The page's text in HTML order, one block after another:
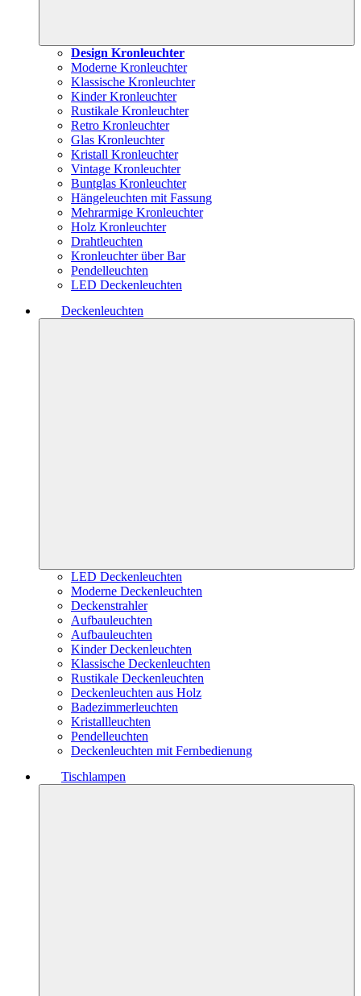
Design Kronleuchter
Moderne Kronleuchter
Klassische Kronleuchter
Kinder Kronleuchter
Rustikale Kronleuchter
Retro Kronleuchter
Glas Kronleuchter
Kristall Kronleuchter
Vintage Kronleuchter
Buntglas Kronleuchter
Hängeleuchten mit Fassung
Mehrarmige Kronleuchter
Holz Kronleuchter
Drahtleuchten
Kronleuchter über Bar
Pendelleuchten
LED Deckenleuchten
Deckenleuchten
LED Deckenleuchten
Moderne Deckenleuchten
Deckenstrahler
Aufbauleuchten
Aufbauleuchten
Kinder Deckenleuchten
Klassische Deckenleuchten
Rustikale Deckenleuchten
Deckenleuchten aus Holz
Badezimmerleuchten
Kristallleuchten
Pendelleuchten
Deckenleuchten mit Fernbedienung
Tischlampen